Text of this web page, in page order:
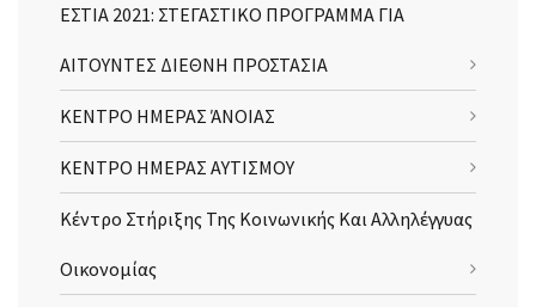
ΕΣΤΙΑ 2021: ΣΤΕΓΑΣΤΙΚΟ ΠΡΟΓΡΑΜΜΑ ΓΙΑ
ΑΙΤΟΥΝΤΕΣ ΔΙΕΘΝΗ ΠΡΟΣΤΑΣΙΑ
ΚΕΝΤΡΟ ΗΜΕΡΑΣ ΆΝΟΙΑΣ
ΚΕΝΤΡΟ ΗΜΕΡΑΣ ΑΥΤΙΣΜΟΥ
Κέντρο Στήριξης Της Κοινωνικής Και Αλληλέγγυας
Οικονομίας